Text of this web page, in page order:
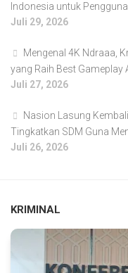
Indonesia untuk
Juli 29, 2026
Mengenal 4K Ndraaa,
yang Raih Best Gameplay
Juli 27, 2026
Nasion Lasung
Tingkatkan SDM Guna
Juli 26, 2026
KRIMINAL